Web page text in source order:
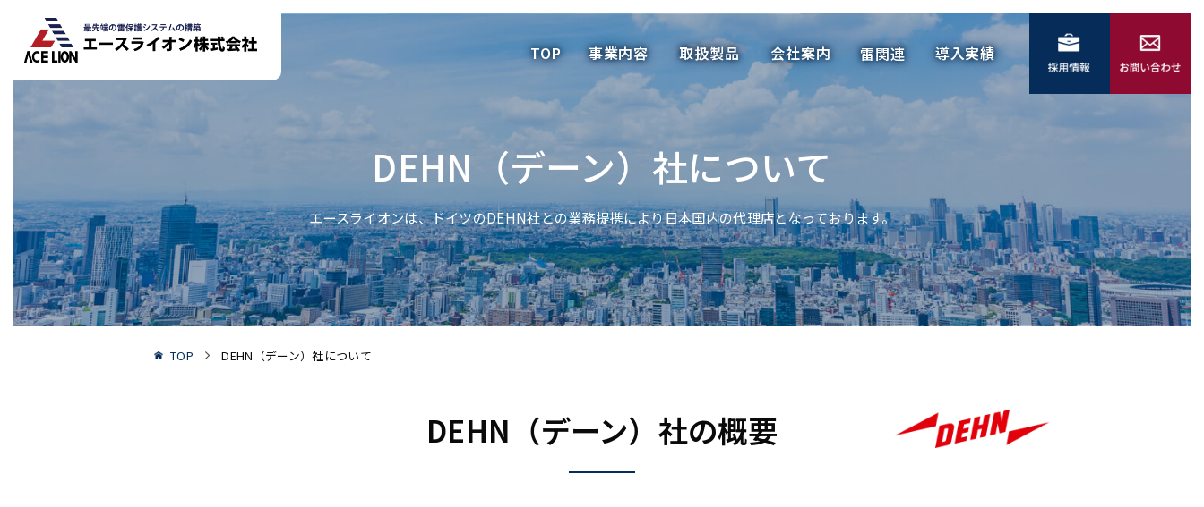
TOP 事業内容 取扱製品 会社案内 雷関連 導入実績
TOP 事業内容 取扱製品 会社案内 雷関連 導入実績
DEHN（デーン）社について
エースライオンは、ドイツのDEHN社との業務提携により日本国内の代理店となっております。
TOP DEHN（デーン）社について
DEHN（デーン）社の概要